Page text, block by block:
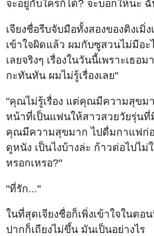
"ที่รัก..."
ในที่สุดเจียงชื่อก็เพิ่งเข้าใจในตอ
ปากก็เถียงไม่ขึ้น มันเป็นอย่างไร